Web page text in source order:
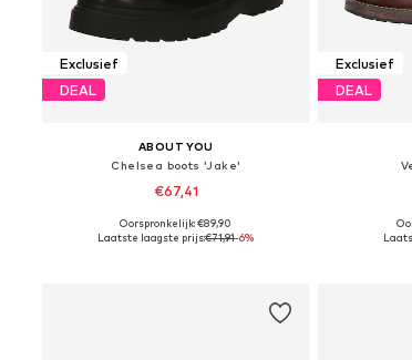
Exclusief
DEAL
ABOUT YOU
Chelsea boots 'Jake'
€67,41
Beschikbaar in vele maten
Oorspronkelijk: €89,90
Laatste laagste prijs:€71,91-6%
Exclusief
DEAL